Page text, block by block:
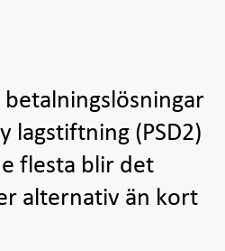
lagstiftning (PSD2)
flesta blir det
alternativ än kort